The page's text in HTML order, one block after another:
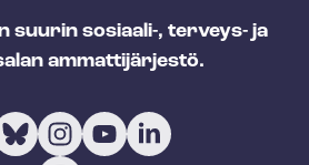
suurin sosiaali-, terveys- ja
ammattijärjestö.